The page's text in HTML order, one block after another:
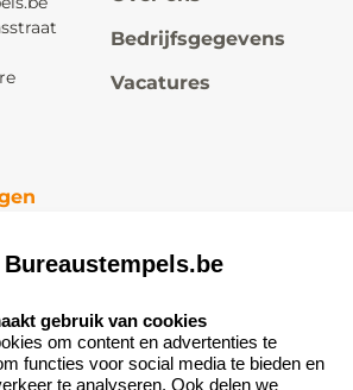
Bedrijfsgegevens
Vacatures
Zakelijk:
Aanvraag op maat
Wederverkoper
worden
gebruik van cookies
om content en advertenties te
functies voor social media te bieden en
te analyseren. Ook delen we